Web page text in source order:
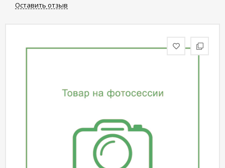
конфиденциальности
Оставить отзыв